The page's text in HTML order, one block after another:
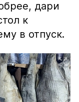
дари
к
в отпуск.